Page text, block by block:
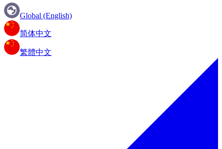
Global (English)
简体中文
繁體中文